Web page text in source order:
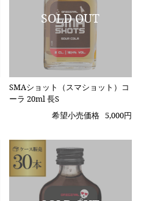
SMAショット（スマショット）コ
ーラ 20ml 長S
希望小売価格 5,000円